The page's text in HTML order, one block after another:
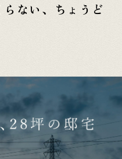
ない、ちょうど